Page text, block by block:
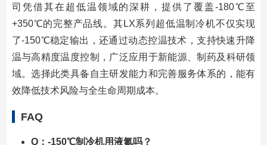
司凭借其在超低温领域的深耕，提供了覆盖-180℃至
+350℃的完整产品线。其LX系列超低温制冷机不仅实现
了-150℃稳定输出，还通过动态控温技术，支持快速升降
温与高精度温度控制，广泛应用于新能源、制药及科研领
域。选择此类具备自主研发能力和完善服务体系的，能有
效降低技术风险与全生命周期成本。
FAQ
Q：-150℃制冷机用液氮吗？